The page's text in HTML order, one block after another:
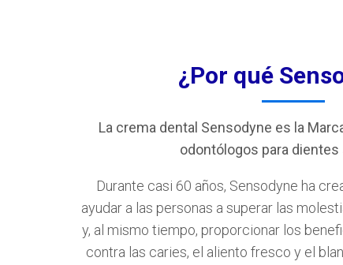
¿Por qué
La crema dental Sensodyne es la
odontólogos para
Durante casi 60 años, Sensodyne ha
ayudar a las personas a superar las
y, al mismo tiempo, proporcionar los
contra las caries, el aliento fresco y el